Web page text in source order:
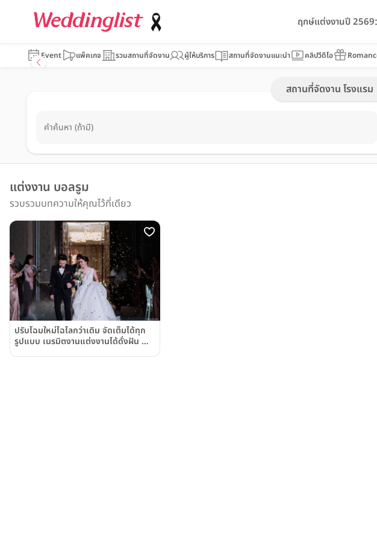
ฤกษ์แต่งงานปี 2569
Event แพ็คเกจ รวมสถานที่จัดงาน ผู้ให้บริการ สถานที่จัดงานแนะนำ คลิปวีดีโอ
สถานที่จัดงาน โรงแรม
คำค้นหา (ถ้ามี)
แต่งงาน บอลรูม
รวบรวมบทความให้คุณไว้ที่เดียว
ปรับโฉมใหม่ไฉไลกว่าเดิม จัดเต็มได้ทุก
รูปแบบ เนรมิตงานแต่งงานได้ดั่งฝัน ณ